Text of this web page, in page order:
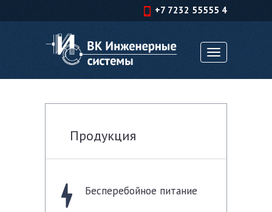
+7 7232 55555 4
Toggle
navigation
Продукция
Бесперебойное питание